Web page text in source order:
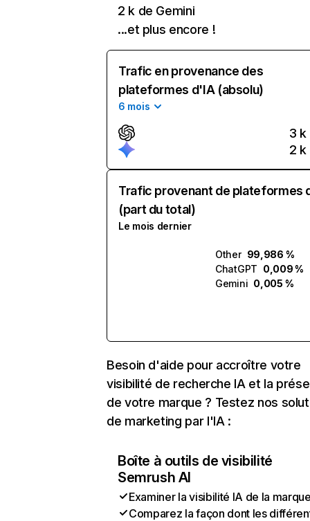
2 k de Gemini
...et plus encore !
Trafic en provenance des
plateformes d'IA (absolu)
6 mois
3 k
2 k
Trafic provenant de plateformes
(part du total)
Le mois dernier
Other 99,986 %
ChatGPT 0,009 %
Gemini 0,005 %
Besoin d'aide pour accroître votre
visibilité de recherche IA et la
de votre marque ? Testez nos
de marketing par l'IA :
Boîte à outils de visibilité
Semrush AI
Examiner la visibilité IA de la
Comparez la façon dont les